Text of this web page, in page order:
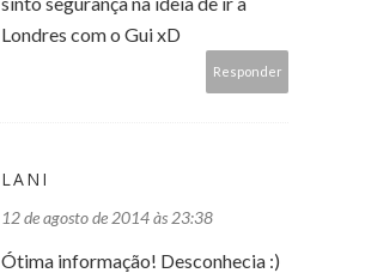
Londres com o Gui xD
Responder
LANI
12 de agosto de 2014 às 23:38
Ótima informação! Desconhecia :)